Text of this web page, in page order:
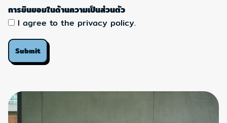
การยินยอมในด้านความเป็นส่วนตัว
I agree to the privacy policy.